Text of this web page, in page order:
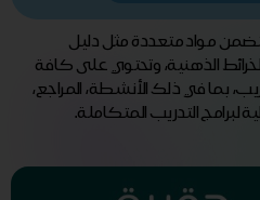
تتضمن مواد متعددة مثل دليل
الذهنية، وتحتوي على كافة
بما في ذلك الأنشطة، المراجع،
لبرامج التدريب المتكاملة.